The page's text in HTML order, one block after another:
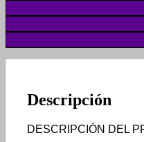
Descripción
DESCRIPCIÓN DEL